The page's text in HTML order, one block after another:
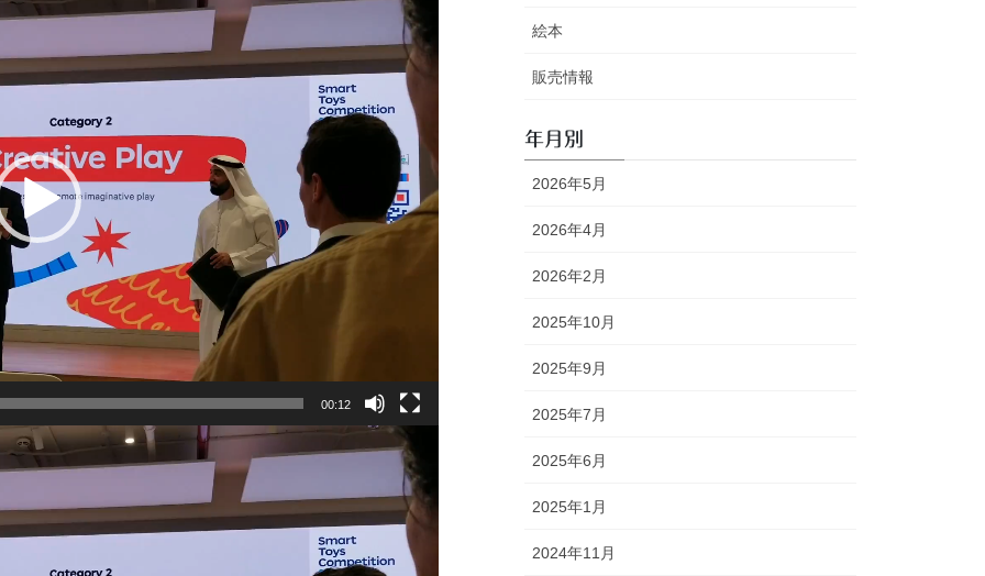
00:12
絵本
販売情報
年月別
2026年5月
2026年4月
2026年2月
2025年10月
2025年9月
2025年7月
2025年6月
2025年1月
2024年11月